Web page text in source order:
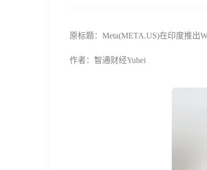
原标题：Meta(META.US)在印度推出
作者：智通财经Yuhei